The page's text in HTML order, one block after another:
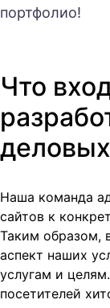
портфолио!
Что
Наша команда
сайтов к
Таким образом,
аспект наших
услугам и
посетителей